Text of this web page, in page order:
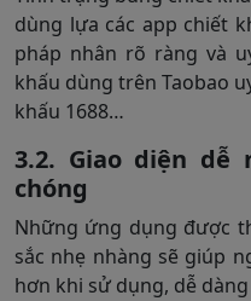
dùng lựa các app chiết
pháp nhân rõ ràng và
khấu dùng trên Taobao
khấu 1688…
3.2. Giao diện dễ
chóng
Những ứng dụng được
sắc nhẹ nhàng sẽ giúp
hơn khi sử dụng, dễ